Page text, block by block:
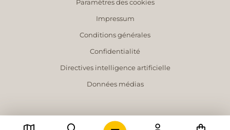
Paramètres des cookies
Impressum
Conditions générales
Confidentialité
Directives intelligence artificielle
Données médias